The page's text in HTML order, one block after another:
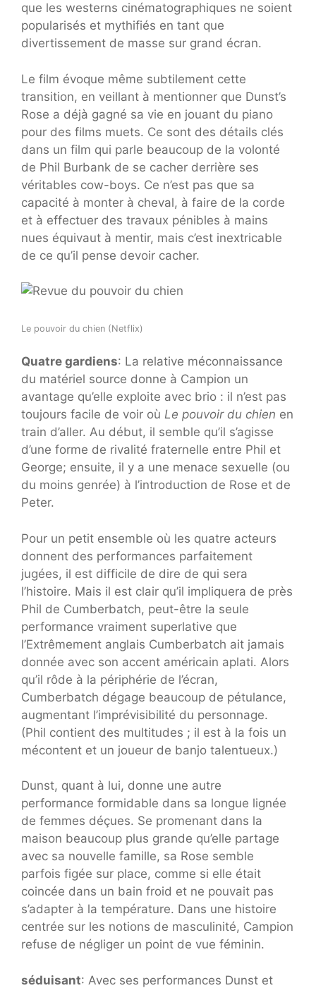
que les westerns cinématographiques ne soient
popularisés et mythifiés en tant que
divertissement de masse sur grand écran.
Le film évoque même subtilement cette
transition, en veillant à mentionner que Dunst’s
Rose a déjà gagné sa vie en jouant du piano
pour des films muets. Ce sont des détails clés
dans un film qui parle beaucoup de la volonté
de Phil Burbank de se cacher derrière ses
véritables cow-boys. Ce n’est pas que sa
capacité à monter à cheval, à faire de la corde
et à effectuer des travaux pénibles à mains
nues équivaut à mentir, mais c’est inextricable
de ce qu’il pense devoir cacher.
Le pouvoir du chien (Netflix)
Quatre gardiens: La relative méconnaissance
du matériel source donne à Campion un
avantage qu’elle exploite avec brio : il n’est pas
toujours facile de voir où Le pouvoir du chien en
train d’aller. Au début, il semble qu’il s’agisse
d’une forme de rivalité fraternelle entre Phil et
George; ensuite, il y a une menace sexuelle (ou
du moins genrée) à l’introduction de Rose et de
Peter.
Pour un petit ensemble où les quatre acteurs
donnent des performances parfaitement
jugées, il est difficile de dire de qui sera
l’histoire. Mais il est clair qu’il impliquera de près
Phil de Cumberbatch, peut-être la seule
performance vraiment superlative que
l’Extrêmement anglais Cumberbatch ait jamais
donnée avec son accent américain aplati. Alors
qu’il rôde à la périphérie de l’écran,
Cumberbatch dégage beaucoup de pétulance,
augmentant l’imprévisibilité du personnage.
(Phil contient des multitudes ; il est à la fois un
mécontent et un joueur de banjo talentueux.)
Dunst, quant à lui, donne une autre
performance formidable dans sa longue lignée
de femmes déçues. Se promenant dans la
maison beaucoup plus grande qu’elle partage
avec sa nouvelle famille, sa Rose semble
parfois figée sur place, comme si elle était
coincée dans un bain froid et ne pouvait pas
s’adapter à la température. Dans une histoire
centrée sur les notions de masculinité, Campion
refuse de négliger un point de vue féminin.
séduisant: Avec ses performances Dunst et